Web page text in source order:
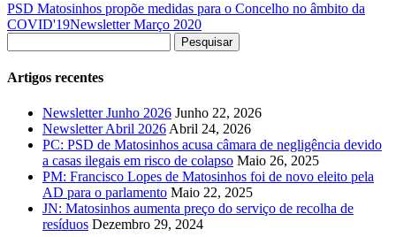
PSD Matosinhos propõe medidas para o Concelho no âmbito da
COVID'19Newsletter Março 2020
Artigos recentes
Newsletter Junho 2026 Junho 22, 2026
Newsletter Abril 2026 Abril 24, 2026
PC: PSD de Matosinhos acusa câmara de negligência devido
a casas ilegais em risco de colapso Maio 26, 2025
PM: Francisco Lopes de Matosinhos foi de novo eleito pela
AD para o parlamento Maio 22, 2025
JN: Matosinhos aumenta preço do serviço de recolha de
resíduos Dezembro 29, 2024